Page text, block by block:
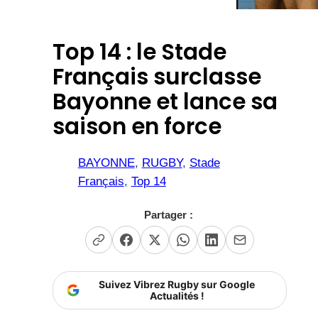
Top 14 : le Stade
Français surclasse
Bayonne et lance sa
saison en force
BAYONNE, RUGBY, Stade
Français, Top 14
Partager :
Suivez Vibrez Rugby sur Google
Actualités !